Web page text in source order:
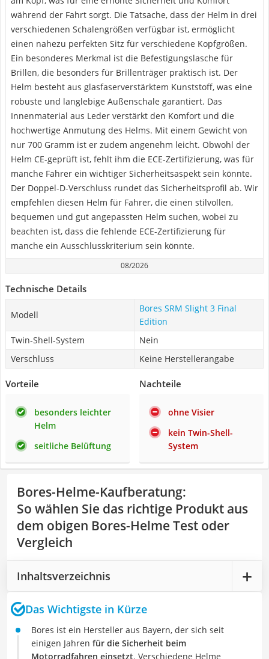
während der Fahrt sorgt. Die Tatsache, dass der Helm in drei
verschiedenen Schalengrößen verfügbar ist, ermöglicht
einen nahezu perfekten Sitz für verschiedene Kopfgrößen.
Ein besonderes Merkmal ist die Befestigungslasche für
Brillen, die besonders für Brillenträger praktisch ist. Der
Helm besteht aus glasfaserverstärktem Kunststoff, was eine
robuste und langlebige Außenschale garantiert. Das
Innenmaterial aus Leder verstärkt den Komfort und die
hochwertige Anmutung des Helms. Mit einem Gewicht von
nur 700 Gramm ist er zudem angenehm leicht. Obwohl der
Helm CE-geprüft ist, fehlt ihm die ECE-Zertifizierung, was für
manche Fahrer ein wichtiger Sicherheitsaspekt sein könnte.
Der Doppel-D-Verschluss rundet das Sicherheitsprofil ab. Wir
empfehlen diesen Helm für Fahrer, die einen stilvollen,
bequemen und gut angepassten Helm suchen, wobei zu
beachten ist, dass die fehlende ECE-Zertifizierung für
manche ein Ausschlusskriterium sein könnte.
08/2026
Technische Details
Modell
Bores SRM Slight 3 Final
Edition
Twin-Shell-System
Nein
Verschluss
Keine Herstellerangabe
Vorteile
besonders leichter
Helm
seitliche Belüftung
Nachteile
ohne Visier
kein Twin-Shell-
System
Bores-Helme-Kaufberatung:
So wählen Sie das richtige Produkt aus
dem obigen Bores-Helme Test oder
Vergleich
Inhaltsverzeichnis
Das Wichtigste in Kürze
Bores ist ein Hersteller aus Bayern, der sich seit
einigen Jahren für die Sicherheit beim
Motorradfahren einsetzt. Verschiedene Helme